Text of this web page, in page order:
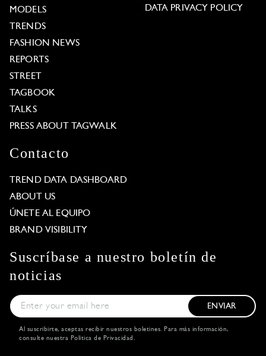
MODELS
TRENDS
FASHION NEWS
REPORTS
STREET
TAGBOOK
TALKS
PRESS ABOUT TAGWALK
DATA PRIVACY POLICY
Contacto
TREND DATA DASHBOARD
ABOUT US
ÚNETE AL EQUIPO
BRAND VISIBILITY
Suscríbase a nuestro boletín de
noticias
ENVIAR
Al suscribirte, aceptas recibir nuestros boletines. Para más información,
consulte nuestra Política de Privacidad .